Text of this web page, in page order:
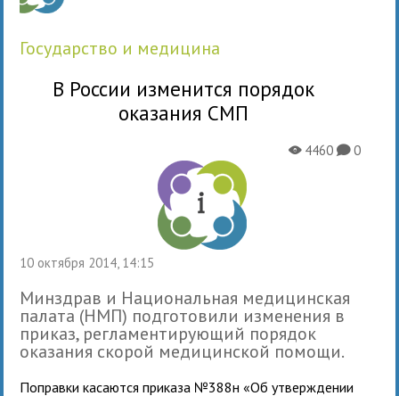
государство и медицина
В России изменится порядок
оказания СМП
10 октября 2014, 14:15
X4460K0
Минздрав и Национальная медицинская
палата (НМП) подготовили изменения в
приказ, регламентирующий порядок
оказания скорой медицинской помощи.
Поправки касаются при­каза №388н «Об утвер­жде­нии